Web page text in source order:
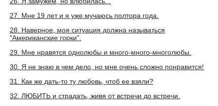
27. Мне 19 лет и я уже мучаюсь полтора года.
28. Наверное, моя ситуация должна называться
"Американские горки".
29. Мне нравятся однолюбы и много-много-многолюбы.
30. Я не знаю в чем дело, но мне очень сложно понравится!
31. Как же дать-то ту любовь, чтоб ее взяли?
32. ЛЮБИТЬ и страдать, живя от встречи до встречи.